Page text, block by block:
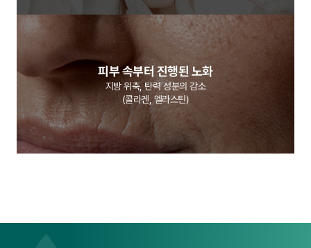
피부 속부터 진행된 노화
지방 위축, 탄력 성분의 감소
(콜라겐, 엘라스틴)